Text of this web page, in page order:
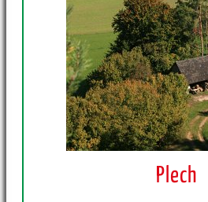
Plech